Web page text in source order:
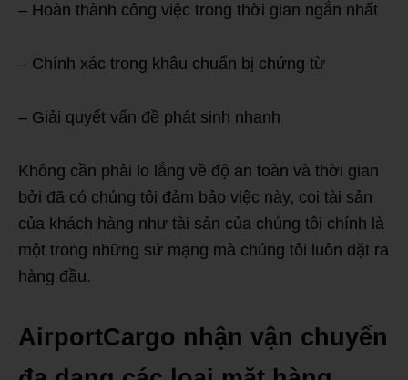
– Hoàn thành công việc trong thời gian ngắn nhất
– Chính xác trong khâu chuẩn bị chứng từ
– Giải quyết vấn đề phát sinh nhanh
Không cần phải lo lắng về độ an toàn và thời gian
bởi đã có chúng tôi đảm bảo việc này, coi tài sản
của khách hàng như tài sản của chúng tôi chính là
một trong những sứ mạng mà chúng tôi luôn đặt ra
hàng đầu.
AirportCargo nhận vận chuyển